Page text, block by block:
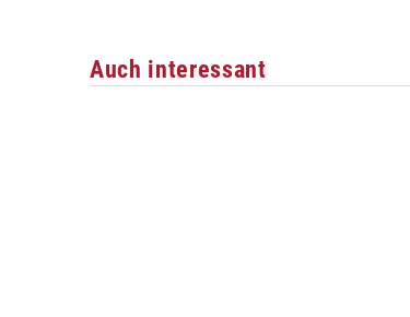
Auch interessant